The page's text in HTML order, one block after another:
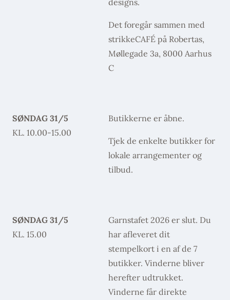
designs.
Det foregår sammen med
strikkeCAFÉ på Robertas,
Møllegade 3a, 8000 Aarhus
C
SØNDAG 31/5
KL. 10.00-15.00
Butikkerne er åbne.
Tjek de enkelte butikker for
lokale arrangementer og
tilbud.
SØNDAG 31/5
KL. 15.00
Garnstafet 2026 er slut. Du
har afleveret dit
stempelkort i en af de 7
butikker. Vinderne bliver
herefter udtrukket.
Vinderne får direkte